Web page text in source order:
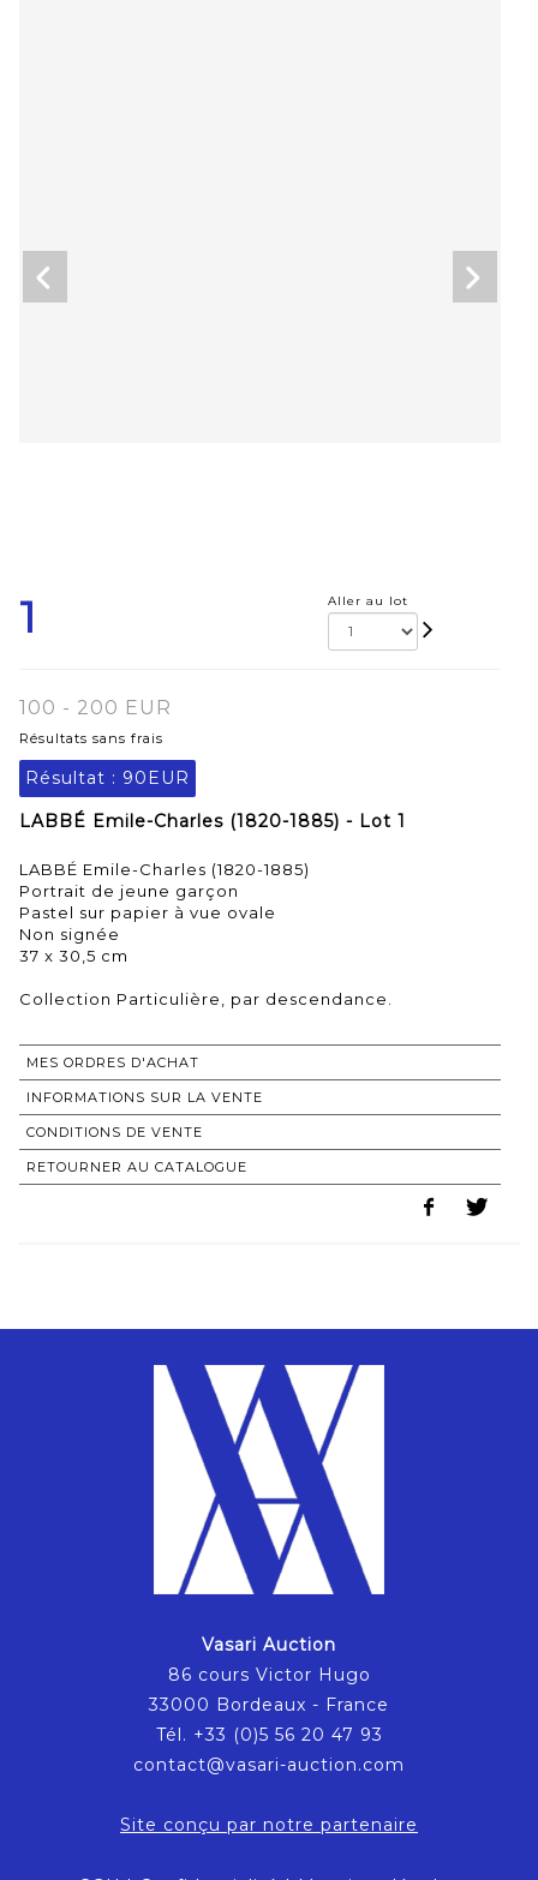
1 Aller au lot
100 - 200 EUR
Résultats sans frais
Résultat : 90EUR
LABBÉ Emile-Charles (1820-1885) - Lot 1
LABBÉ Emile-Charles (1820-1885)
Portrait de jeune garçon
Pastel sur papier à vue ovale
Non signée
37 x 30,5 cm
Collection Particulière, par descendance.
MES ORDRES D'ACHAT
INFORMATIONS SUR LA VENTE
CONDITIONS DE VENTE
RETOURNER AU CATALOGUE
Vasari Auction
86 cours Victor Hugo
33000 Bordeaux - France
Tél. +33 (0)5 56 20 47 93
contact@vasari-auction.com
Site conçu par notre partenaire